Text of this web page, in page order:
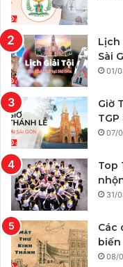
Lịch
Sài
01/
Giờ
TGP
07/
Top
31/
Các
biến
08/